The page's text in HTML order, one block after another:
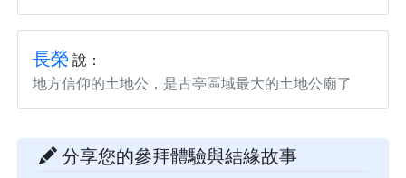
長榮 說：
地方信仰的土地公，是古亭區域最大的土地公廟了
分享您的參拜體驗與結緣故事